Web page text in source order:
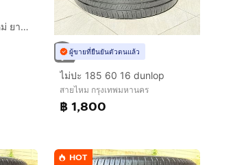
ยางถูก ยางขอบ17 ยางใหม่ ยางลาดพร้าว ราชาแม็ก
ผู้ขายที่ยืนยันตัวตนแล้ว
ไม่ปะ 185 60 16 dunlop
สายไหม กรุงเทพมหานคร
฿ 1,800
HOT